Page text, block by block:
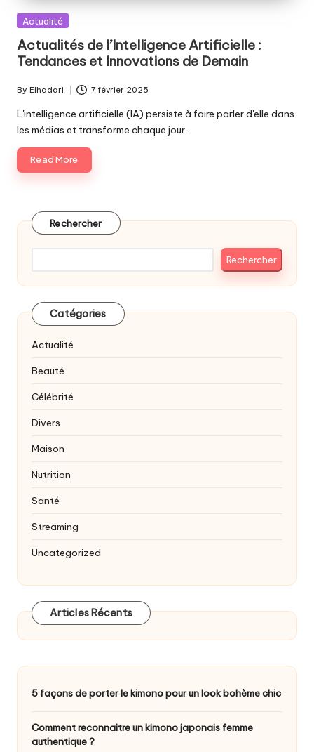
Posted
Actualité
Actualités de l’Intelligence Artificielle :
Tendances et Innovations de Demain
Posted
by
By Elhadari 7 février 2025
L'intelligence artificielle (IA) persiste à faire parler d'elle dans
les médias et transforme chaque jour…
Read More
Rechercher
Rechercher
Catégories
Actualité
Beauté
Célébrité
Divers
Maison
Nutrition
Santé
Streaming
Uncategorized
Articles Récents
5 façons de porter le kimono pour un look bohème chic
Comment reconnaitre un kimono japonais femme
authentique ?